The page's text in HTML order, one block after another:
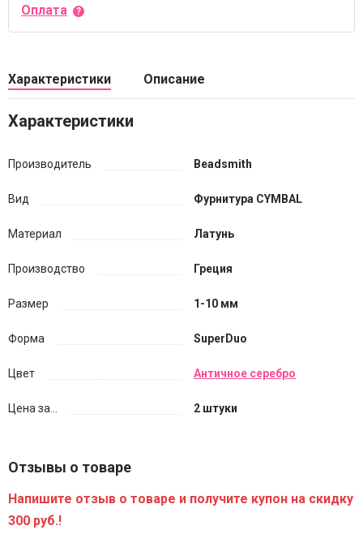
Оплата
Характеристики Описание
Характеристики
Производитель Beadsmith
Вид Фурнитура CYMBAL
Материал Латунь
Производство Греция
Размер 1-10 мм
Форма SuperDuo
Цвет Античное серебро
Цена за... 2 штуки
Отзывы о товаре
Напишите отзыв о товаре и получите купон на скидку
300 руб.!